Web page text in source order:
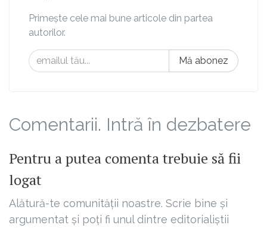
Primește cele mai bune articole din partea
autorilor.
Mă abonez
Comentarii. Intră în dezbatere
Pentru a putea comenta trebuie să fii
logat
Alătură-te comunității noastre. Scrie bine și
argumentat și poți fi unul dintre editorialiștii